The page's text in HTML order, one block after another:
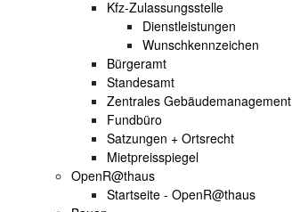
Kfz-Zulassungsstelle
Dienstleistungen
Wunschkennzeichen
Bürgeramt
Standesamt
Zentrales Gebäudemanagement
Fundbüro
Satzungen + Ortsrecht
Mietpreisspiegel
OpenR@thaus
Startseite - OpenR@thaus